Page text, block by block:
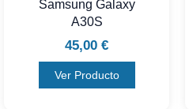
Samsung Galaxy
A30S
45,00 €
Ver Producto